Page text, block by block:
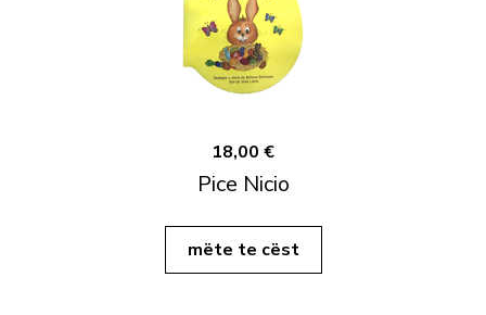
18,00 €
Pice Nicio
mëte te cëst